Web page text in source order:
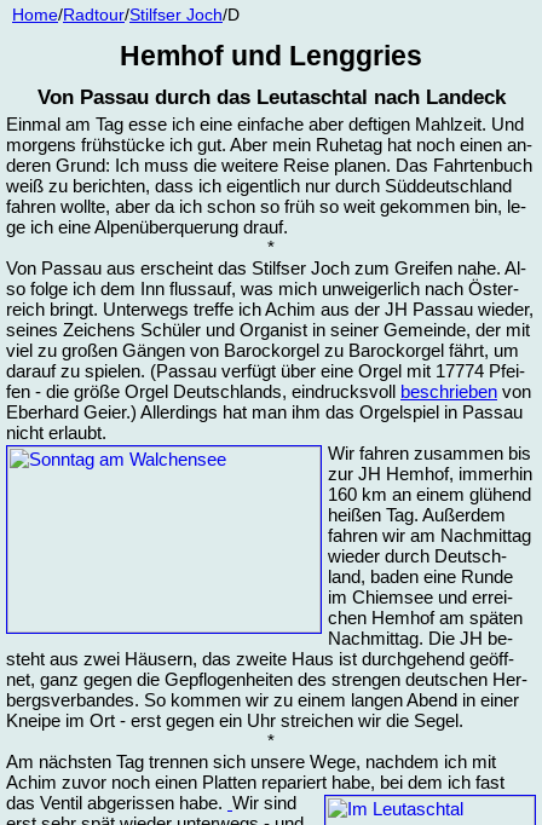
Home/Rad­tour/Stilfs­er Joch/D
Hem­hof und Leng­gries
Von Passau durch das Leu­tasch­tal nach Lan­deck
Ein­mal am Tag es­se ich ei­ne ein­fa­che aber def­ti­gen Mahl­zeit. Und
mor­gens früh­stücke ich gut. Aber mein Ru­he­tag hat noch ei­nen an­
de­ren Grund: Ich muss die wei­te­re Rei­se pla­nen. Das Fahr­ten­buch
weiß zu be­rich­ten, dass ich ei­gent­lich nur durch Süd­deutsch­land
fah­ren woll­te, aber da ich schon so früh so weit ge­kom­men bin, le­
ge ich ei­ne Al­pen­über­que­rung drauf.
*
Von Passau aus er­scheint das Stilfser Joch zum Grei­fen na­he. Al­
so fol­ge ich dem Inn flussauf, was mich un­wei­ger­lich nach Ös­ter­
reich bringt. Un­ter­wegs tref­fe ich Achim aus der JH Passau wie­der,
sei­nes Zei­chens Schü­ler und Or­ga­nist in sei­ner Ge­mein­de, der mit
viel zu gro­ßen Gän­gen von Barock­or­gel zu Barock­or­gel fährt, um
dar­auf zu spie­len. (Passau ver­fügt über ei­ne Or­gel mit 17774 Pfei­
fen - die grö­ße Or­gel Deutsch­lands, ein­drucks­voll
be­schrie­ben von
Eber­hard Gei­er.) Al­ler­dings hat man ihm das Or­gel­spiel in Passau
nicht er­laubt.
Wir fah­ren zu­sam­men bis
zur JH Hem­hof, im­mer­hin
160 km an ei­nem glü­hend
hei­ßen Tag. Au­ßer­dem
fah­ren wir am Nach­mit­tag
wie­der durch Deutsch­
land, ba­den ei­ne Run­de
im Chiem­see und er­rei­
chen Hem­hof am spä­ten
Nach­mit­tag. Die JH be­
steht aus zwei Häu­sern, das zwei­te Haus ist durch­ge­hend ge­öff­
net, ganz ge­gen die Ge­pflo­gen­hei­ten des stren­gen deut­schen Her­
bergs­ver­ban­des. So kom­men wir zu ei­nem lan­gen Abend in ei­ner
Knei­pe im Ort - erst ge­gen ein Uhr strei­chen wir die Se­gel.
*
Am nächs­ten Tag tren­nen sich un­se­re We­ge, nach­dem ich mit
Achim zu­vor noch ei­nen Plat­ten re­pa­riert ha­be, bei dem ich fast
das Ven­til ab­ge­ris­sen ha­be. Wir sind